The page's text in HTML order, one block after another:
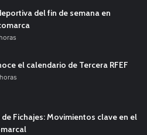
del fin de semana en
el calendario de Tercera RFEF
Fichajes: Movimientos clave en el